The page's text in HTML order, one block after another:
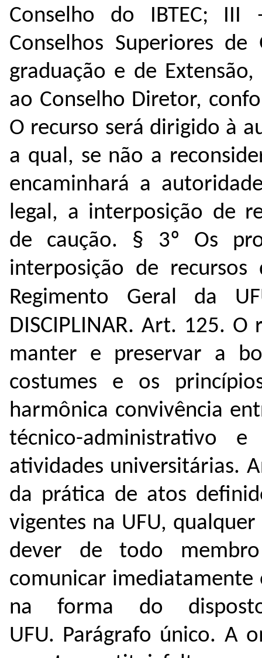
Conselho do IBTEC; III
Conselhos Superiores
graduação e de E
ao Conselho Diretor,
O recurso será dirigido à
a qual, se não a
encaminhará a
legal, a interposição de
de caução. § 3º Os
interposição de
Regimento Geral da
DISCIPLINAR. Art. 125. O
manter e preservar a
costumes e os
harmônica convivência
técnico-administrativo
atividades universitárias.
da prática de atos
vigentes na UFU,
dever de todo
comunicar
na forma do
UFU. Parágrafo único. A